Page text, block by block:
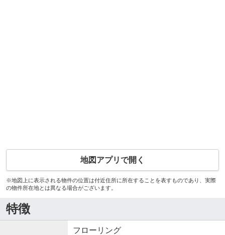
地図アプリで開く
※地図上に表示される物件の位置は付近住所に所在することを表すものであり、実際
の物件所在地とは異なる場合がございます。
特徴
フローリング